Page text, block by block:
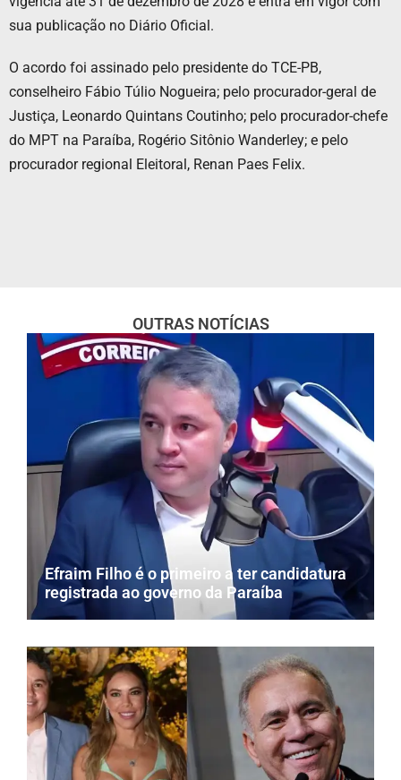
sua publicação no Diário Oficial.
O acordo foi assinado pelo presidente do TCE-PB,
conselheiro Fábio Túlio Nogueira; pelo procurador-geral de
Justiça, Leonardo Quintans Coutinho; pelo procurador-chefe
do MPT na Paraíba, Rogério Sitônio Wanderley; e pelo
procurador regional Eleitoral, Renan Paes Felix.
OUTRAS NOTÍCIAS
Efraim Filho é o primeiro a ter candidatura
registrada ao governo da Paraíba